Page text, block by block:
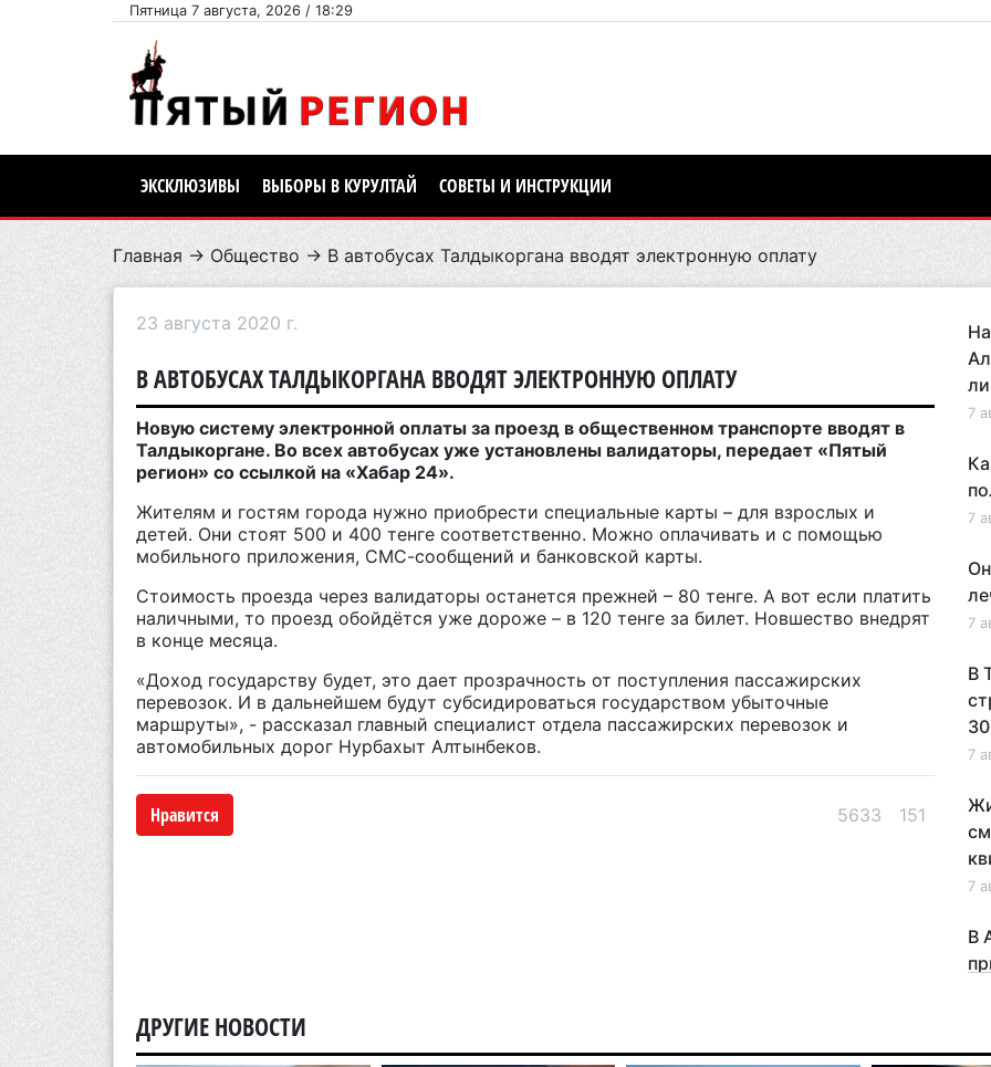
Пятница 7 августа, 2026 / 18:29
ЭКСКЛЮЗИВЫ ВЫБОРЫ В КУРУЛТАЙ СОВЕТЫ И ИНСТРУКЦИИ
Главная → Общество → В автобусах Талдыкоргана вводят электронную оплату
23 августа 2020 г.
В АВТОБУСАХ ТАЛДЫКОРГАНА ВВОДЯТ ЭЛЕКТРОННУЮ ОПЛАТУ
Новую систему электронной оплаты за проезд в общественном транспорте вводят в
Талдыкоргане. Во всех автобусах уже установлены валидаторы, передает «Пятый
регион» со ссылкой на «Хабар 24».
Жителям и гостям города нужно приобрести специальные карты – для взрослых и
детей. Они стоят 500 и 400 тенге соответственно. Можно оплачивать и с помощью
мобильного приложения, СМС-сообщений и банковской карты.
Стоимость проезда через валидаторы останется прежней – 80 тенге. А вот если платить
наличными, то проезд обойдётся уже дороже – в 120 тенге за билет. Новшество внедрят
в конце месяца.
«Доход государству будет, это дает прозрачность от поступления пассажирских
перевозок. И в дальнейшем будут субсидироваться государством убыточные
маршруты», - рассказал главный специалист отдела пассажирских перевозок и
автомобильных дорог Нурбахыт Алтынбеков.
Нравится 5633 151
7
7
7
В
7
7
В
ДРУГИЕ НОВОСТИ